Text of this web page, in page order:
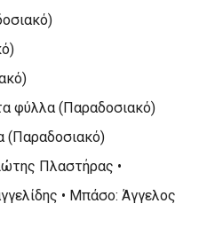
φύλλα (Παραδοσιακό)
(Παραδοσιακό)
Πλαστήρας •
• Mπάσο: Άγγελος